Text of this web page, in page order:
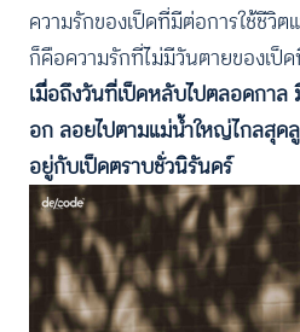
ความรักของเป็ดที่มีต่อการใช้ชีวิต
ก็คือความรักที่ไม่มีวันตายของเป็
เมื่อถึงวันที่เป็ดหลับไปตลอดกา
อก ลอยไปตามแม่น้ำใหญ่ไกลสุด
อยู่กับเป็ดตราบชั่วนิรันดร์